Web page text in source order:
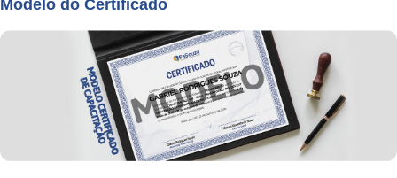
Modelo do Certificado